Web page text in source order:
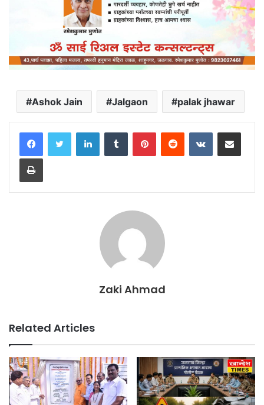
Ashok Jain Jalgaon palak jhawar
LinkedInTumblr PinterestReddit VKontakteShare via Email
Print
Zaki Ahmad
Related Articles